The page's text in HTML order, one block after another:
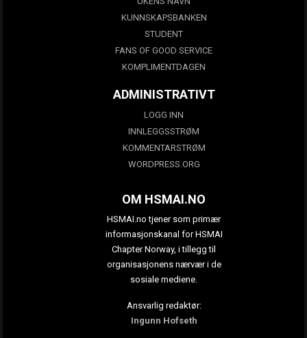
KUNNSKAPSBANKEN
STUDENT
FANS OF GOOD SERVICE
KOMPLIMENTDAGEN
ADMINISTRATIVT
LOGG INN
INNLEGGSSTRØM
KOMMENTARSTRØM
WORDPRESS.ORG
OM HSMAI.NO
HSMAI.no tjener som primær
informasjonskanal for HSMAI
Chapter Norway, i tillegg til
organisasjonens nærvær i de
sosiale mediene.
Ansvarlig redaktør:
Ingunn Hofseth